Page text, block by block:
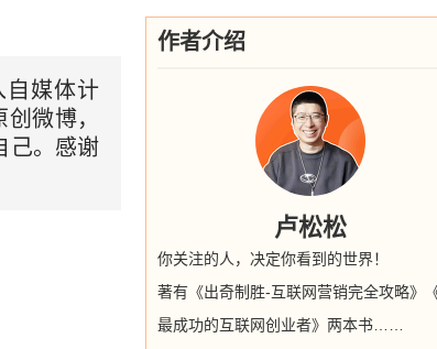
自媒体计
微博，
己。感谢
作者介绍
卢松松
你关注的人，决定你看到的世界！
著有《出奇制胜-互联网营销完全攻略》
最成功的互联网创业者》两本书……